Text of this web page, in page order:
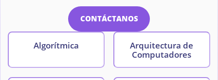
CONTÁCTANOS
Algorítmica
Arquitectura de
Computadores